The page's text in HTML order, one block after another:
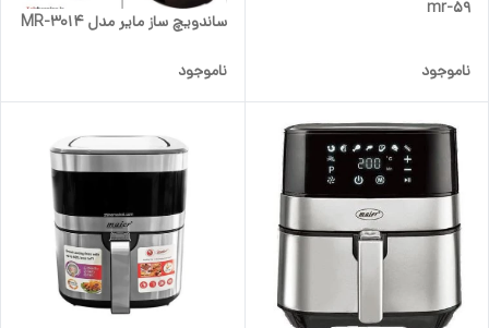
mr-59
ناموجود
ساندویچ ساز مایر مدل MR-3014
ناموجود